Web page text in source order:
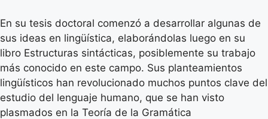
En su tesis doctoral comenzó a desarrollar algunas de
sus ideas en lingüística, elaborándolas luego en su
libro Estructuras sintácticas, posiblemente su trabajo
más conocido en este campo. Sus planteamientos
lingüísticos han revolucionado muchos puntos clave del
estudio del lenguaje humano, que se han visto
plasmados en la Teoría de la Gramática